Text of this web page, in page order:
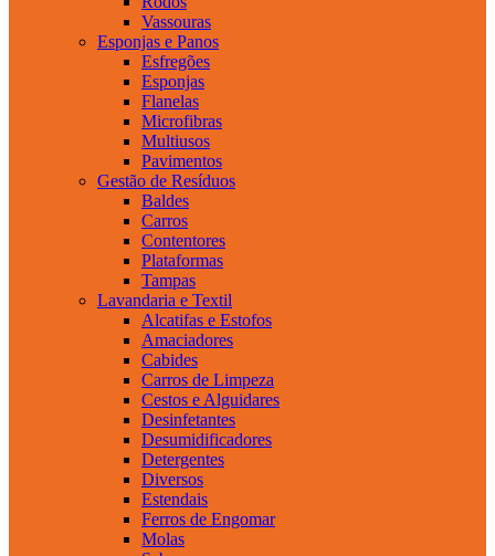
Vassouras
Esponjas e Panos
Esfregões
Esponjas
Flanelas
Microfibras
Multiusos
Pavimentos
Gestão de Resíduos
Baldes
Carros
Contentores
Plataformas
Tampas
Lavandaria e Textil
Alcatifas e Estofos
Amaciadores
Cabides
Carros de Limpeza
Cestos e Alguidares
Desinfetantes
Desumidificadores
Detergentes
Diversos
Estendais
Ferros de Engomar
Molas